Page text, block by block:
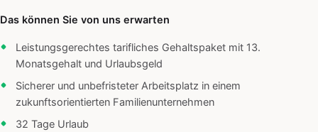
Das können Sie von uns erwarten
Leistungsgerechtes tarifliches Gehaltspaket mit 13.
Monatsgehalt und Urlaubsgeld
Sicherer und unbefristeter Arbeitsplatz in einem
zukunftsorientierten Familienunternehmen
32 Tage Urlaub